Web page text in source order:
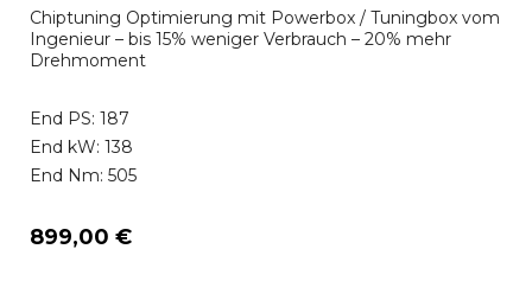
Chiptuning Optimierung mit Powerbox / Tuningbox vom
Ingenieur – bis 15% weniger Verbrauch – 20% mehr
Drehmoment
End PS: 187
End kW: 138
End Nm: 505
899,00 €